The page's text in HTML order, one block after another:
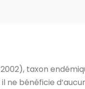
taxon
ne bénéficie